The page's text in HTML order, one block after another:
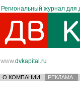
Региональный журнал для
www.dvkapital.ru
О КОМПАНИИ РЕКЛАМА